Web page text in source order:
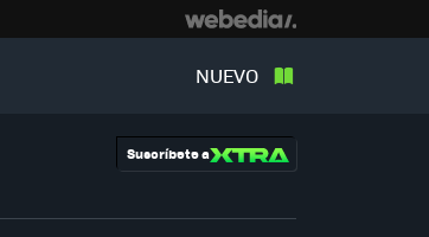
NUEVO
Suscríbete a